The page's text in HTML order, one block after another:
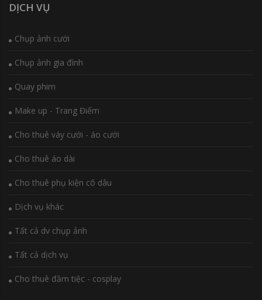
DỊCH VỤ
Chụp ảnh cưới
Chụp ảnh gia đình
Quay phim
Make up - Trang Điểm
Cho thuê váy cưới - áo cưới
Cho thuê áo dài
Cho thuê phụ kiện cô dâu
Dịch vụ khác
Tất cả dv chụp ảnh
Tất cả dịch vụ
Cho thuê đầm tiệc - cosplay